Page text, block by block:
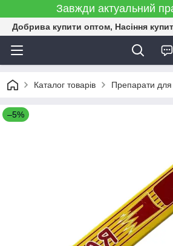
Завжди актуальний
Добрива купити оптом, Насіння
Каталог товарів Препарати для
–5%